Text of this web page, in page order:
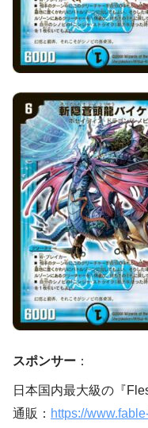
スポンサー ：
日本国内最大級の『
通販： https://